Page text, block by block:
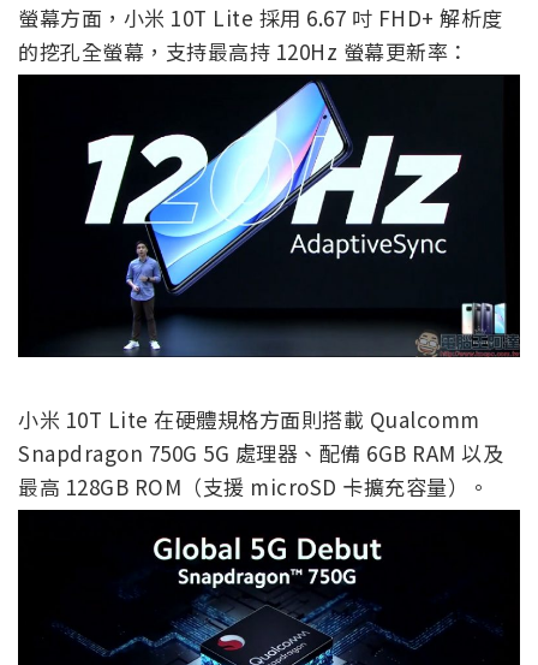
螢幕方面，小米 10T Lite 採用 6.67 吋 FHD+ 解析度
的挖孔全螢幕，支持最高持 120Hz 螢幕更新率：
小米 10T Lite 在硬體規格方面則搭載 Qualcomm
Snapdragon 750G 5G 處理器、配備 6GB RAM 以及
最高 128GB ROM（支援 microSD 卡擴充容量）。